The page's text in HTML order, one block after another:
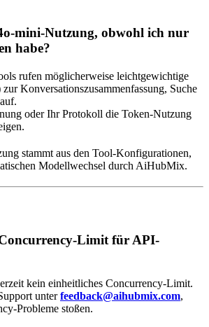
mini-Nutzung, obwohl ich nur
habe?
rufen möglicherweise leichtgewichtige
Konversationszusammenfassung, Suche
oder Ihr Protokoll die Token-Nutzung
stammt aus den Tool-Konfigurationen,
Modellwechsel durch AiHubMix.
Limit für API-
kein einheitliches Concurrency-Limit.
unterfeedback@aihubmix.com,
Probleme stoßen.